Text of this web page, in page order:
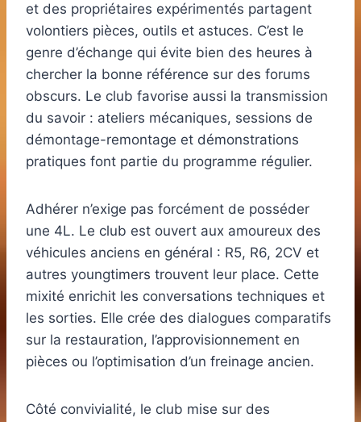
et des propriétaires expérimentés partagent
volontiers pièces, outils et astuces. C’est le
genre d’échange qui évite bien des heures à
chercher la bonne référence sur des forums
obscurs. Le club favorise aussi la transmission
du savoir : ateliers mécaniques, sessions de
démontage-remontage et démonstrations
pratiques font partie du programme régulier.
Adhérer n’exige pas forcément de posséder
une 4L. Le club est ouvert aux amoureux des
véhicules anciens en général : R5, R6, 2CV et
autres youngtimers trouvent leur place. Cette
mixité enrichit les conversations techniques et
les sorties. Elle crée des dialogues comparatifs
sur la restauration, l’approvisionnement en
pièces ou l’optimisation d’un freinage ancien.
Côté convivialité, le club mise sur des